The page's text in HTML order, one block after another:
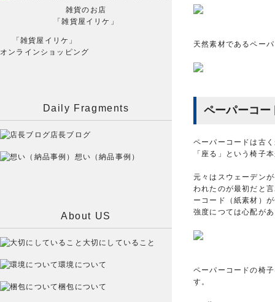
天然素材であるペー
ペーパーコー
ペーパーコードは古
「座る」という椅子
元々はスウェーデン
われたのが最初だと
ーコード（紙素材）
強度につては心配が
ペーパーコードの椅
す。
雑貨のお店
「雑貨屋イリケ」
「雑貨屋イリケ」
オンラインショッピング
Daily Fragments
店長ブログ
想い（納品事例）
About US
大切にしていること
環境について
梱包について